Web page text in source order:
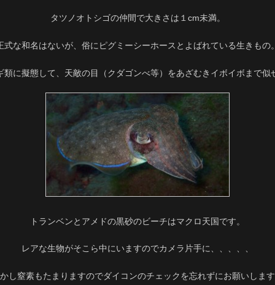
タツノオトシゴの仲間で大きさは１cm未満。
式な和名はないが、俗にピグミーシーホースとよばれている生きもの
類に擬態して、天敵の目（クダゴンべ等）をあざむきイボイボまで似
トランベンとアメドの黒砂のビーチはマクロ天国です。
レアな生物がそこら中にいますのでカメラ片手に、、、、、
し窒素もたまりますのでダイコンのチェックを忘れずにお願いしま